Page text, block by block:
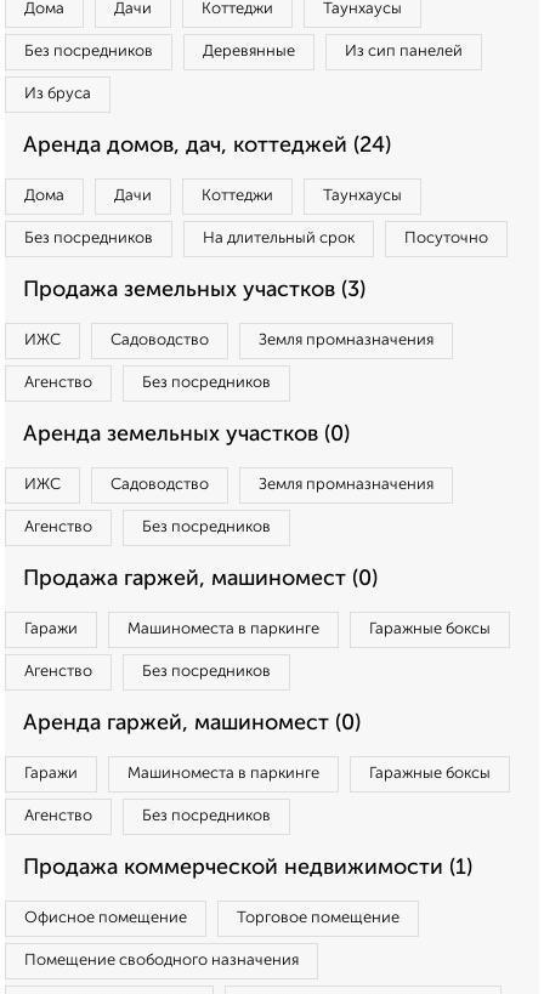
Дома Дачи Коттеджи Таунхаусы
Без посредников Деревянные Из сип панелей
Из бруса
Аренда домов, дач, коттеджей (24)
Дома Дачи Коттеджи Таунхаусы
Без посредников На длительный срок Посуточно
Продажа земельных участков (3)
ИЖС Садоводство Земля промназначения
Агенство Без посредников
Аренда земельных участков (0)
ИЖС Садоводство Земля промназначения
Агенство Без посредников
Продажа гаржей, машиномест (0)
Гаражи Машиноместа в паркинге Гаражные боксы
Агенство Без посредников
Аренда гаржей, машиномест (0)
Гаражи Машиноместа в паркинге Гаражные боксы
Агенство Без посредников
Продажа коммерческой недвижимости (1)
Офисное помещение Торговое помещение
Помещение свободного назначения